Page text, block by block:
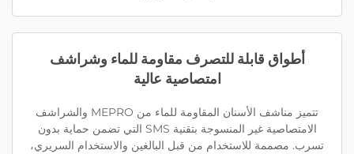
أطواق قابلة للتصرف مقاومة للماء وشراشف
امتصاصية عالية
تتميز مناشف الأسنان المقاومة للماء من MEPRO والشراشف
الامتصاصية غير المنسوجة بتقنية SMS التي تضمن حماية بدون
تسرب. مصممة للاستخدام من قبل البالغين والاستخدام السريري،